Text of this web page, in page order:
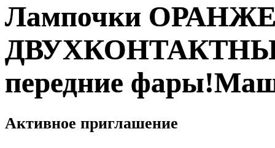
Лампочки
передние
Активное приглашение